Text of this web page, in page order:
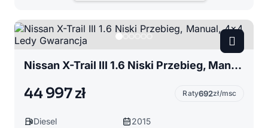
Nissan X-Trail III 1.6 Niski Przebieg, Manual, 4x4 Ledy Gwarancja
44 997 zł Raty692zł/msc
Diesel
2015